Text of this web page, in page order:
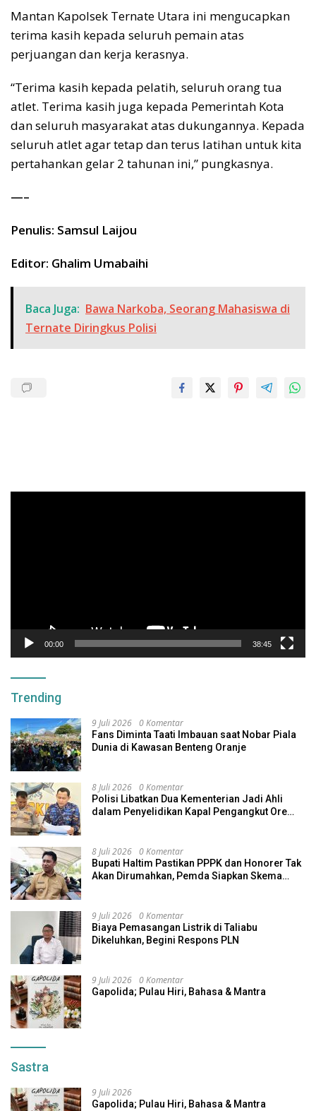
Mantan Kapolsek Ternate Utara ini mengucapkan
terima kasih kepada seluruh pemain atas
perjuangan dan kerja kerasnya.
“Terima kasih kepada pelatih, seluruh orang tua
atlet. Terima kasih juga kepada Pemerintah Kota
dan seluruh masyarakat atas dukungannya. Kepada
seluruh atlet agar tetap dan terus latihan untuk kita
pertahankan gelar 2 tahunan ini,” pungkasnya.
—–
Penulis: Samsul Laijou
Editor: Ghalim Umabaihi
Baca Juga: Bawa Narkoba, Seorang Mahasiswa di
Ternate Diringkus Polisi
00:00 38:45
Trending
9 Juli 2026 0 Komentar
Fans Diminta Taati Imbauan saat Nobar Piala
Dunia di Kawasan Benteng Oranje
8 Juli 2026 0 Komentar
Polisi Libatkan Dua Kementerian Jadi Ahli
dalam Penyelidikan Kapal Pengangkut Ore
8 Juli 2026 0 Komentar
Bupati Haltim Pastikan PPPK dan Honorer Tak
Akan Dirumahkan, Pemda Siapkan Skema
9 Juli 2026 0 Komentar
Biaya Pemasangan Listrik di Taliabu
Dikeluhkan, Begini Respons PLN
9 Juli 2026 0 Komentar
Gapolida; Pulau Hiri, Bahasa & Mantra
Sastra
9 Juli 2026
Gapolida; Pulau Hiri, Bahasa & Mantra